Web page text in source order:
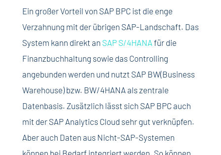
Ein großer Vorteil von SAP BPC ist die enge
Verzahnung mit der übrigen SAP-Landschaft. Das
System kann direkt an SAP S/4HANA für die
Finanzbuchhaltung sowie das Controlling
angebunden werden und nutzt SAP BW(Business
Warehouse) bzw. BW/4HANA als zentrale
Datenbasis. Zusätzlich lässt sich SAP BPC auch
mit der SAP Analytics Cloud sehr gut verknüpfen.
Aber auch Daten aus Nicht-SAP-Systemen
können bei Bedarf integriert werden. So können